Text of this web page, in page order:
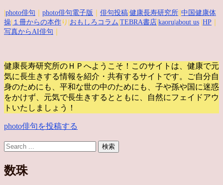
photo俳句 photo俳句電子版 俳句投稿 健康長寿研究所 中国健康体
操 １冊からの本作 り| おもしろコラム TEBRA書店 kaoru |about us HP
写真からAI俳句
健康長寿研究所のＨＰへようこそ！このサイトは、健康で元
気に長生きする情報を紹介・共有するサイトです。
ご自分自
身のためにも、平和な世の中のためにも、子や孫や国に迷惑
をかけず、元気で長生きするとともに、自然にフェイドアウ
トいたしましょう！
photo俳句を投稿する
数珠